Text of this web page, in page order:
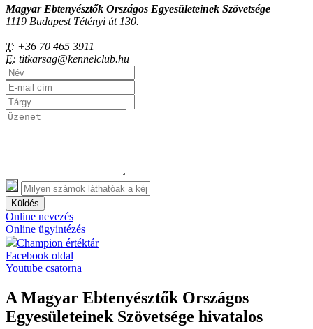
Magyar Ebtenyésztők Országos Egyesületeinek Szövetsége
1119 Budapest Tétényi út 130.
T: +36 70 465 3911
E: titkarsag@kennelclub.hu
Küldés
Online nevezés
Online ügyintézés
Champion értéktár
Facebook oldal
Youtube csatorna
A Magyar Ebtenyésztők Országos
Egyesületeinek Szövetsége hivatalos